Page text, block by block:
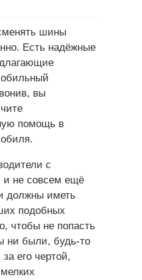
шины
Есть надёжные
вы
помощь в
с
не совсем ещё
должны иметь
подобных
чтобы не попасть
ни были, будь-то
его чертой,